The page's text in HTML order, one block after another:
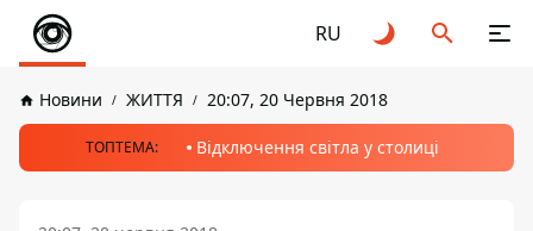
RU
Новини ЖИТТЯ 20:07, 20 Червня 2018
ТОПТЕМА: Відключення світла у столиці